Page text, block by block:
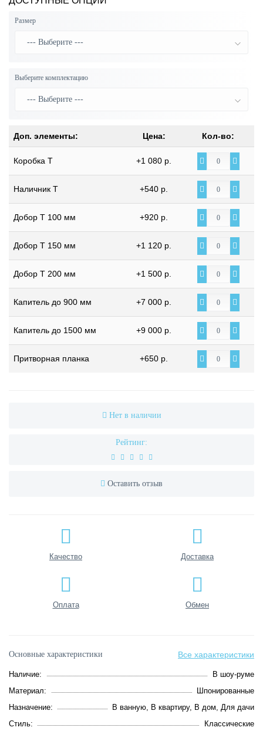
Размер
Выберите комплектацию
Доп. элементы: Цена: Кол-во:
Коробка Т +1 080 р.
Наличник Т +540 р.
Добор Т 100 мм +920 р.
Добор Т 150 мм +1 120 р.
Добор Т 200 мм +1 500 р.
Капитель до 900 мм +7 000 р.
Капитель до 1500 мм +9 000 р.
Притворная планка +650 р.
Нет в наличии
Рейтинг:
Оставить отзыв
Качество Доставка
Оплата Обмен
Основные характеристики Все характеристики
Наличие:
В шоу-руме
Материал:
Шпонированные
Назначение:
В ванную, В квартиру, В дом, Для дачи
Стиль:
Классические